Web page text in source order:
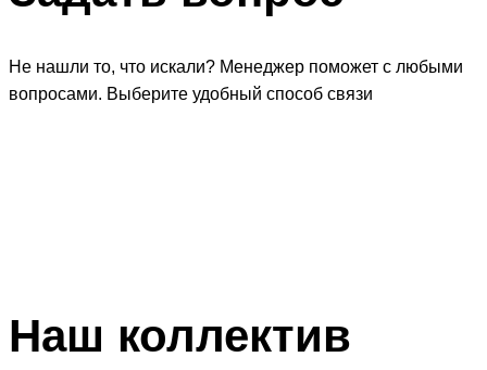
Не нашли то, что искали? Менеджер поможет с любыми
вопросами. Выберите удобный способ связи
Наш коллектив